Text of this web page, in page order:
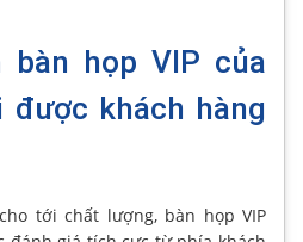
họp VIP của
được khách hàng
tới chất lượng, bàn họp VIP